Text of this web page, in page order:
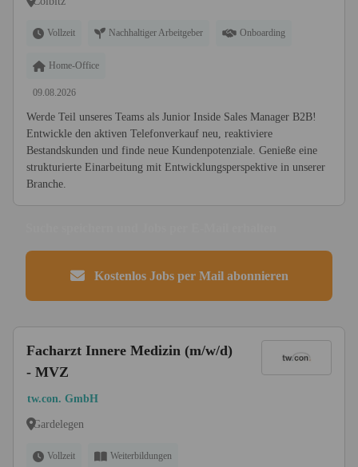
Vollzeit Nachhaltiger Arbeitgeber Onboarding
Home-Office
09.08.2026
Werde Teil unseres Teams als Junior Inside Sales Manager B2B!
Entwickle den aktiven Telefonverkauf neu, reaktiviere
Bestandskunden und finde neue Kundenpotenziale. Genieße eine
strukturierte Einarbeitung mit Entwicklungsperspektive in unserer
Branche.
Kostenlos Jobs per Mail abonnieren
Facharzt Innere Medizin (m/w/d)
- MVZ
tw.con. GmbH
Gardelegen
Vollzeit Weiterbildungen